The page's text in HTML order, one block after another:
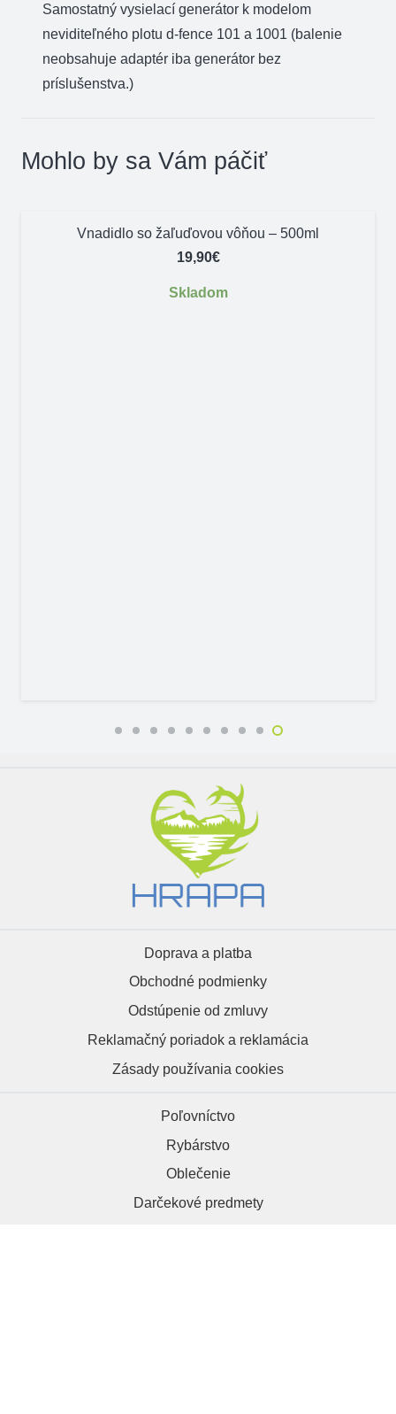
Samostatný vysielací generátor k modelom
neviditeľného plotu d-fence 101 a 1001 (balenie
neobsahuje adaptér iba generátor bez
príslušenstva.)
Mohlo by sa Vám páčiť
Vnadidlo so žaľuďovou vôňou – 500ml
19,90€
Skladom
Doprava a platba
Obchodné podmienky
Odstúpenie od zmluvy
Reklamačný poriadok a reklamácia
Zásady používania cookies
Poľovníctvo
Rybárstvo
Oblečenie
Darčekové predmety